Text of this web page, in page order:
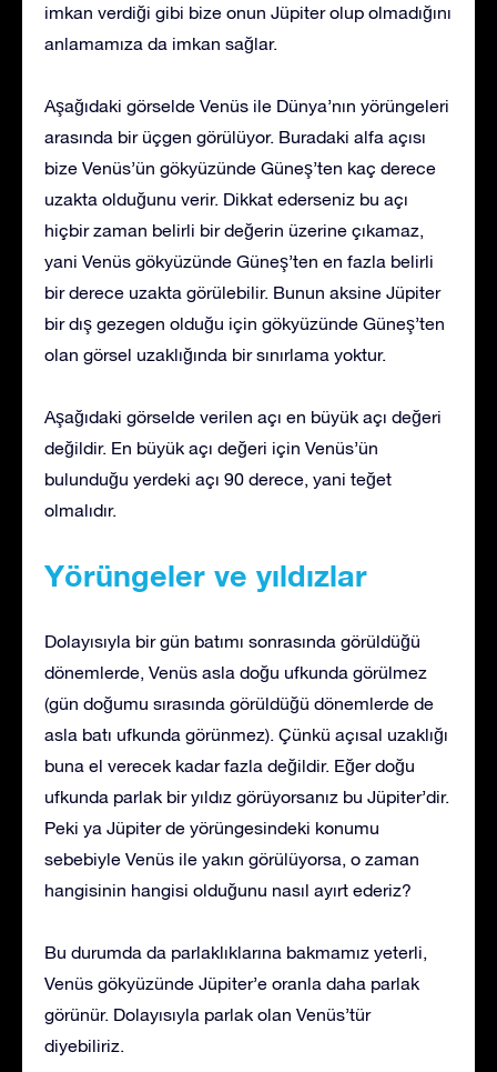
imkan verdiği gibi bize onun Jüpiter olup olmadığını
anlamamıza da imkan sağlar.
Aşağıdaki görselde Venüs ile Dünya’nın yörüngeleri
arasında bir üçgen görülüyor. Buradaki alfa açısı
bize Venüs’ün gökyüzünde Güneş’ten kaç derece
uzakta olduğunu verir. Dikkat ederseniz bu açı
hiçbir zaman belirli bir değerin üzerine çıkamaz,
yani Venüs gökyüzünde Güneş’ten en fazla belirli
bir derece uzakta görülebilir. Bunun aksine Jüpiter
bir dış gezegen olduğu için gökyüzünde Güneş’ten
olan görsel uzaklığında bir sınırlama yoktur.
Aşağıdaki görselde verilen açı en büyük açı değeri
değildir. En büyük açı değeri için Venüs’ün
bulunduğu yerdeki açı 90 derece, yani teğet
olmalıdır.
Yörüngeler ve yıldızlar
Dolayısıyla bir gün batımı sonrasında görüldüğü
dönemlerde, Venüs asla doğu ufkunda görülmez
(gün doğumu sırasında görüldüğü dönemlerde de
asla batı ufkunda görünmez). Çünkü açısal uzaklığı
buna el verecek kadar fazla değildir. Eğer doğu
ufkunda parlak bir yıldız görüyorsanız bu Jüpiter’dir.
Peki ya Jüpiter de yörüngesindeki konumu
sebebiyle Venüs ile yakın görülüyorsa, o zaman
hangisinin hangisi olduğunu nasıl ayırt ederiz?
Bu durumda da parlaklıklarına bakmamız yeterli,
Venüs gökyüzünde Jüpiter’e oranla daha parlak
görünür. Dolayısıyla parlak olan Venüs’tür
diyebiliriz.